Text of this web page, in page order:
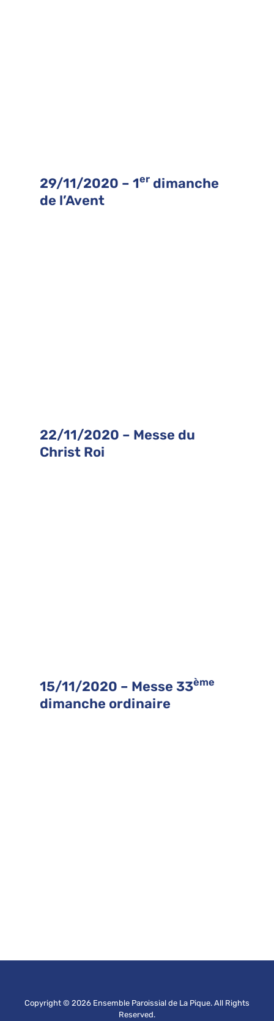
29/11/2020 – 1er dimanche
de l’Avent
22/11/2020 – Messe du
Christ Roi
15/11/2020 – Messe 33ème
dimanche ordinaire
Copyright © 2026 Ensemble Paroissial de La Pique. All Rights
Reserved.